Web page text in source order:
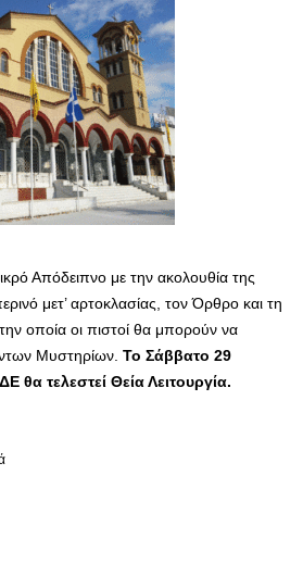
Απόδειπνο με την ακολουθία της
μετ’ αρτοκλασίας, τον Όρθρο και τη
οποία οι πιστοί θα μπορούν να
Μυστηρίων. Το Σάββατο 29
θα τελεστεί Θεία Λειτουργία.